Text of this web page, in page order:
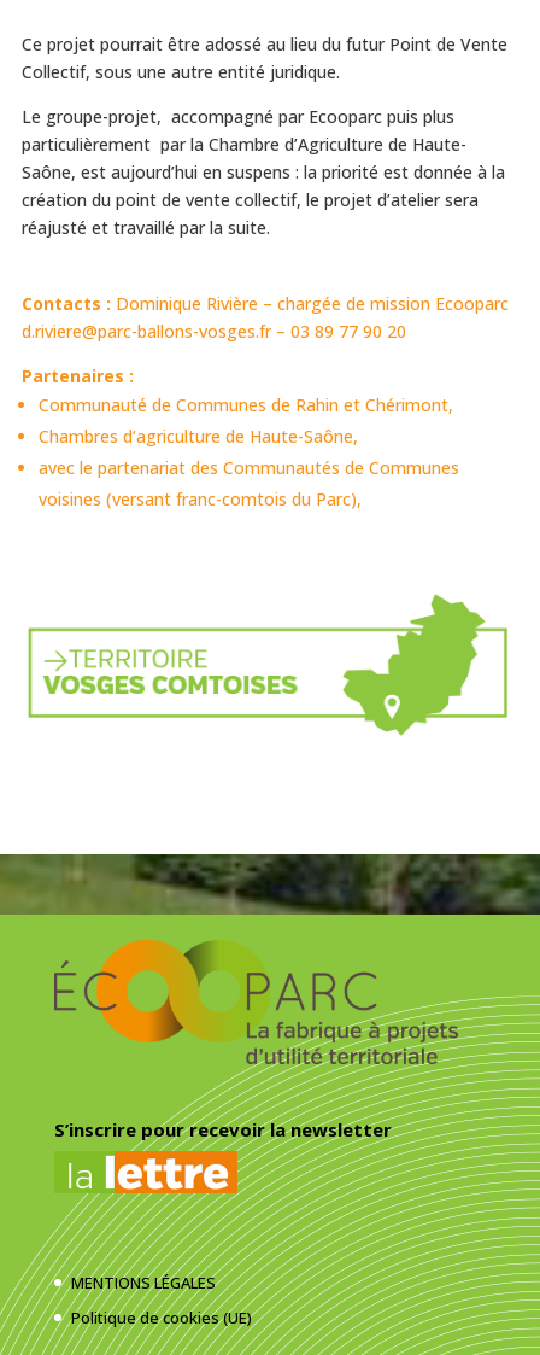
Ce projet pourrait être adossé au lieu du futur Point de Vente
Collectif, sous une autre entité juridique.
Le groupe-projet, accompagné par Ecooparc puis plus
particulièrement par la Chambre d’Agriculture de Haute-
Saône, est aujourd’hui en suspens : la priorité est donnée à la
création du point de vente collectif, le projet d’atelier sera
réajusté et travaillé par la suite.
Contacts : Dominique Rivière – chargée de mission Ecooparc
d.riviere@parc-ballons-vosges.fr – 03 89 77 90 20
Partenaires :
Communauté de Communes de Rahin et Chérimont,
Chambres d’agriculture de Haute-Saône,
avec le partenariat des Communautés de Communes
voisines (versant franc-comtois du Parc),
S’inscrire pour recevoir la newsletter
MENTIONS LÉGALES
Politique de cookies (UE)